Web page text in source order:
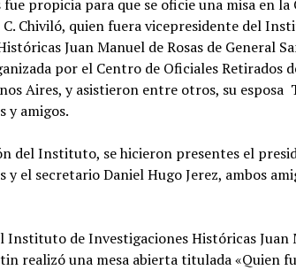
fue propicia para que se oficie una misa en
C. Chiviló, quien fuera vicepresidente del
Juan Manuel de Rosas de General
por el Centro de Oficiales Retirados
Aires, y asistieron entre otros, su esposa
y amigos.
del Instituto, se hicieron presentes el
y el secretario Daniel Hugo Jerez, ambos
de Investigaciones Históricas Juan
realizó una mesa abierta titulada «Quien